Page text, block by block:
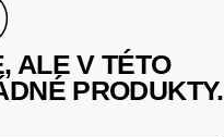
ALE V TÉTO
PRODUKTY.